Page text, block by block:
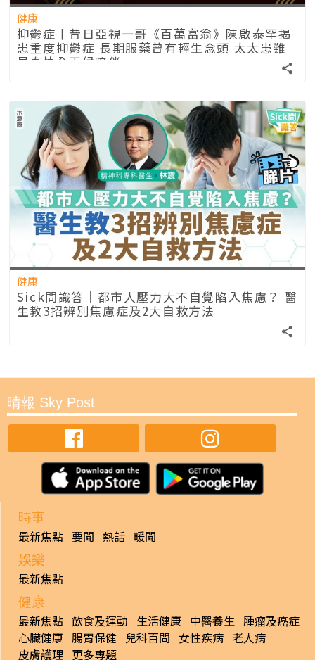
健康
抑鬱症丨昔日亞視一哥《百萬富翁》陳啟泰罕揭
患重度抑鬱症 長期服藥曾有輕生念頭 太太患難
見真情全天候陪伴
健康
Sick問識答｜都市人壓力大不自覺陷入焦慮？ 醫
生教3招辨別焦慮症及2大自救方法
晴報 Sky Post
時事
最新焦點 要聞 熱話 暖聞
娛樂
最新焦點
健康
最新焦點 飲食及運動 生活健康 中醫養生 腫瘤及癌症
心臟健康 腸胃保健 兒科百問 女性疾病 老人病
皮膚護理 更多專題